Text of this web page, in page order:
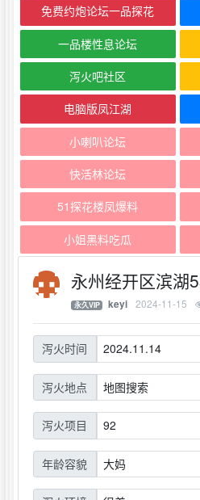
免费约炮论坛一品探花
一品楼性息论坛
泻火吧社区
电脑版凤江湖
小喇叭论坛
快活林论坛
51探花楼凤爆料
小姐黑料吃瓜
永州经开区滨湖
永久VIP keyi 2024-11-15
泻火时间 2024.11.14
泻火地点 地图搜索
泻火项目 92
年龄容貌 大妈